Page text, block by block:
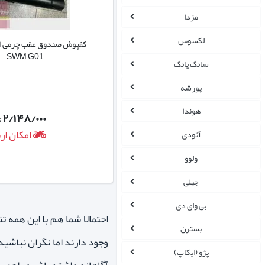
مزدا
لکسوس
سانگ یانگ
پورشه
هوندا
آئودی
ولوو
جیلی
بی وای دی
بسترن
پژو (ایکاپ)
کفپوش صندوق عقب چرمی
SWM G01
۲/۱۴۸/۰۰۰
امکان
احتمالا شما هم با این